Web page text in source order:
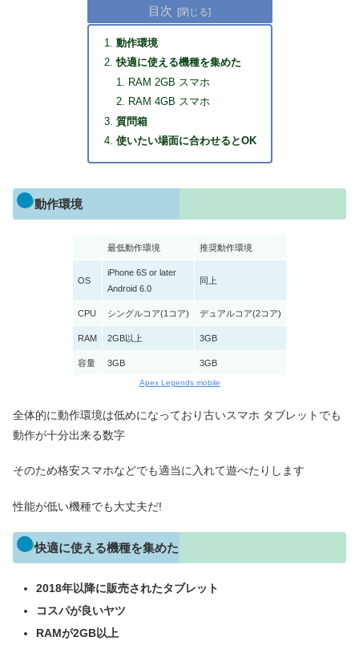
目次
動作環境
快適に使える機種を集めた
RAM 2GB スマホ
RAM 4GB スマホ
質問箱
使いたい場面に合わせるとOK
動作環境
最低動作環境 推奨動作環境
OS
iPhone 6S or later
Android 6.0
同上
CPU シングルコア(1コア) デュアルコア(2コア)
RAM 2GB以上 3GB
容量 3GB 3GB
Apex Legends mobile
全体的に動作環境は低めになっており古いスマホ タブレットでも
動作が十分出来る数字
そのため格安スマホなどでも適当に入れて遊べたりします
性能が低い機種でも大丈夫だ!
快適に使える機種を集めた
2018年以降に販売されたタブレット
コスパが良いヤツ
RAMが2GB以上